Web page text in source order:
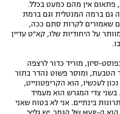
פתאום אין מהם כמעט בכלל.
גם ברמה המנטלית וגם ברמת
שאמורים לקרות סתם ככה,
על היחודיות שלו, קא"ט עדיין
משלוש בפוסט-סיזן, מוריד כדור לרצפה
הטבעת, ומוסר פשוט נהדר בתור
לעכשיו, הוא הקריפטונייט,
בשני צדי המגרש הוא מעמיד
בינתיים. אני לא בטוח שאני